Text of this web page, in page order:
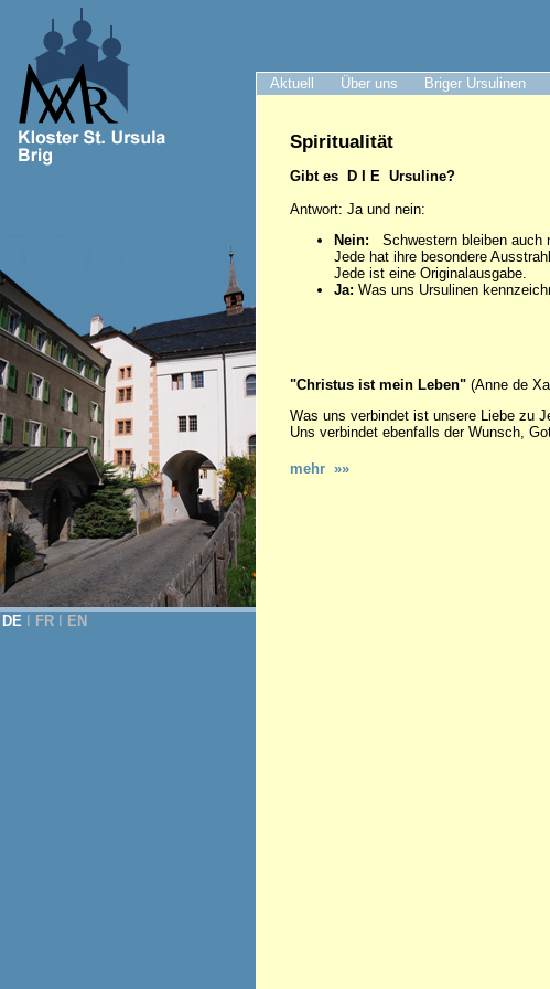
Aktuell Über uns Briger Ursulinen
DE FR EN
Spiritualität
Gibt es D I E Ursuline?
Antwort: Ja und nein:
Nein: Schwestern bleiben auch
Jede hat ihre besondere
Jede ist eine Originalausgabe.
Ja: Was uns Ursulinen
"Christus ist mein Leben" (Anne de
Was uns verbindet ist unsere Liebe zu
Uns verbindet ebenfalls der Wunsch,
mehr »»